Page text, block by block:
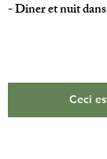
- Diner et nuit
Ceci